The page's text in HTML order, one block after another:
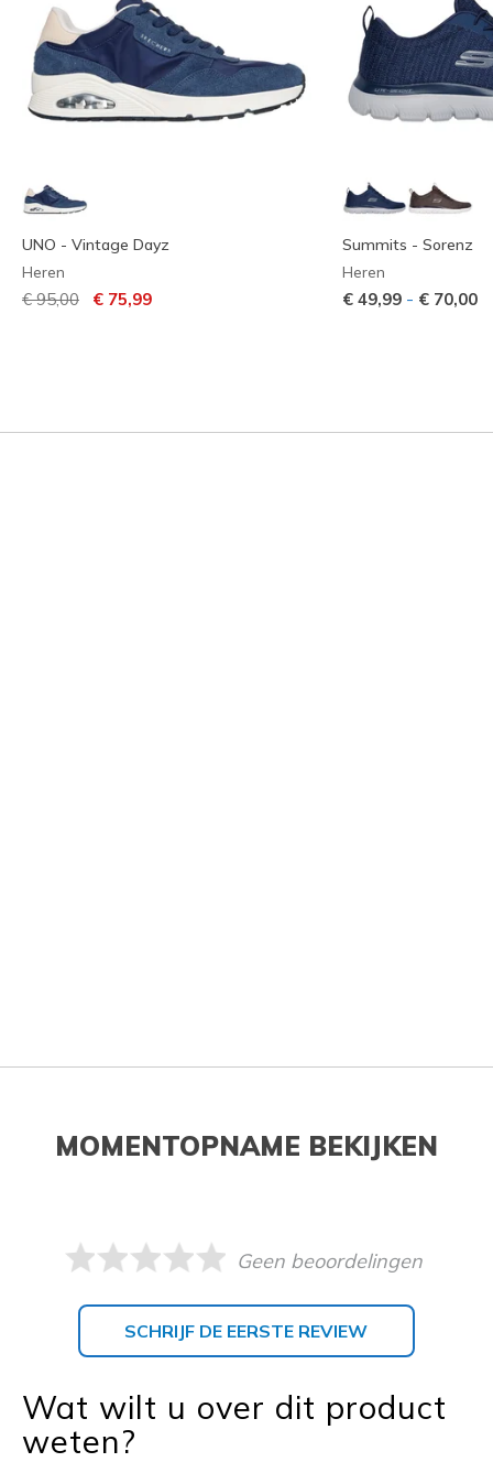
UNO - Vintage Dayz
Heren
Prijs verlaagd van
€ 95,00 naar
€ 75,99
Summits - Sorenz
Heren
€ 49,99 - € 70,00
MOMENTOPNAME BEKIJKEN
Geen beoordelingen
SCHRIJF DE EERSTE REVIEW
Wat wilt u over dit product
weten?